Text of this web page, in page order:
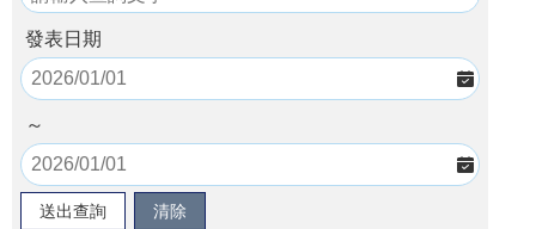
發表日期
～